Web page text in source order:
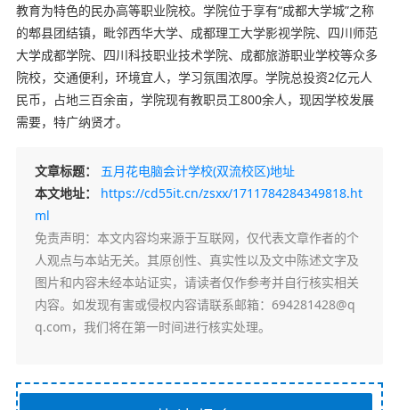
教育为特色的民办高等职业院校。学院位于享有“成都大学城”之称
的郫县团结镇，毗邻西华大学、成都理工大学影视学院、四川师范
大学成都学院、四川科技职业技术学院、成都旅游职业学校等众多
院校，交通便利，环境宜人，学习氛围浓厚。学院总投资2亿元人
民币，占地三百余亩，学院现有教职员工800余人，现因学校发展
需要，特广纳贤才。
文章标题： 五月花电脑会计学校(双流校区)地址
本文地址： https://cd55it.cn/zsxx/1711784284349818.ht
ml
免责声明：本文内容均来源于互联网，仅代表文章作者的个
人观点与本站无关。其原创性、真实性以及文中陈述文字及
图片和内容未经本站证实，请读者仅作参考并自行核实相关
内容。如发现有害或侵权内容请联系邮箱：694281428@q
q.com，我们将在第一时间进行核实处理。